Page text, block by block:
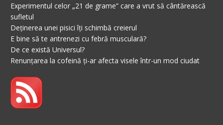
Experimentul celor „21 de grame” care a vrut să cântărească
sufletul
Deținerea unei pisici îți schimbă creierul
E bine să te antrenezi cu febră musculară?
De ce există Universul?
Renunțarea la cofeină ți-ar afecta visele într-un mod ciudat